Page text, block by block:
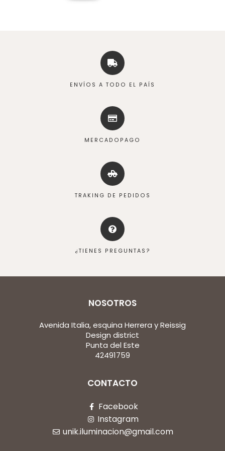
ENVÍOS A TODO EL PAÍS
MERCADOPAGO
TRAKING DE PEDIDOS
¿TIENES PREGUNTAS?
NOSOTROS
Avenida Italia, esquina Herrera y Reissig
Design district
Punta del Este
42491759
CONTACTO
Facebook
Instagram
unik.iluminacion@gmail.com